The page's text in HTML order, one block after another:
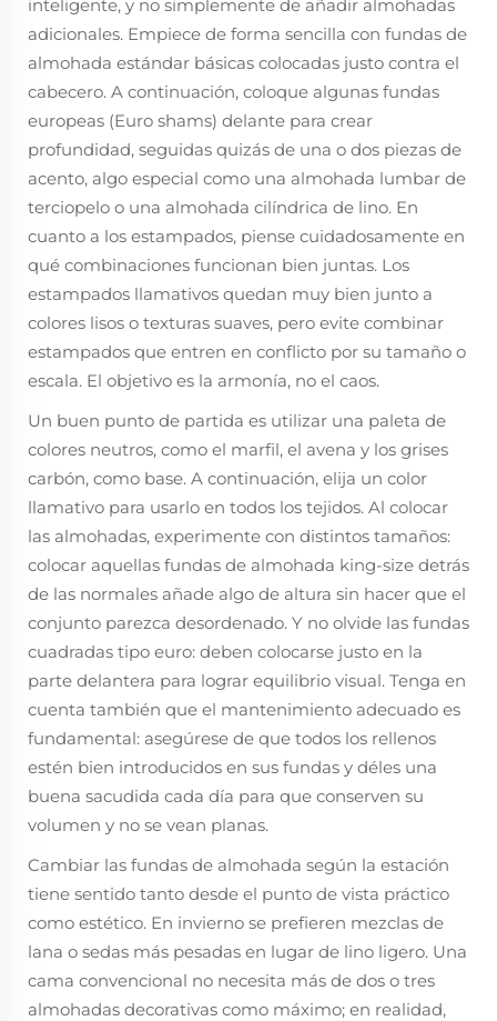
inteligente, y no simplemente de añadir almohadas
adicionales. Empiece de forma sencilla con fundas de
almohada estándar básicas colocadas justo contra el
cabecero. A continuación, coloque algunas fundas
europeas (Euro shams) delante para crear
profundidad, seguidas quizás de una o dos piezas de
acento, algo especial como una almohada lumbar de
terciopelo o una almohada cilíndrica de lino. En
cuanto a los estampados, piense cuidadosamente en
qué combinaciones funcionan bien juntas. Los
estampados llamativos quedan muy bien junto a
colores lisos o texturas suaves, pero evite combinar
estampados que entren en conflicto por su tamaño o
escala. El objetivo es la armonía, no el caos.
Un buen punto de partida es utilizar una paleta de
colores neutros, como el marfil, el avena y los grises
carbón, como base. A continuación, elija un color
llamativo para usarlo en todos los tejidos. Al colocar
las almohadas, experimente con distintos tamaños:
colocar aquellas fundas de almohada king-size detrás
de las normales añade algo de altura sin hacer que el
conjunto parezca desordenado. Y no olvide las fundas
cuadradas tipo euro: deben colocarse justo en la
parte delantera para lograr equilibrio visual. Tenga en
cuenta también que el mantenimiento adecuado es
fundamental: asegúrese de que todos los rellenos
estén bien introducidos en sus fundas y déles una
buena sacudida cada día para que conserven su
volumen y no se vean planas.
Cambiar las fundas de almohada según la estación
tiene sentido tanto desde el punto de vista práctico
como estético. En invierno se prefieren mezclas de
lana o sedas más pesadas en lugar de lino ligero. Una
cama convencional no necesita más de dos o tres
almohadas decorativas como máximo; en realidad,